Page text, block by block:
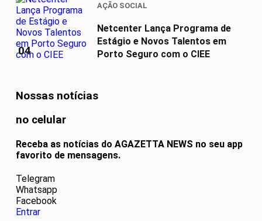
04
AÇÃO SOCIAL
Netcenter Lança Programa de
Estágio e Novos Talentos em
Porto Seguro com o CIEE
Nossas notícias
no celular
Receba as notícias do AGAZETTA NEWS no seu app
favorito de mensagens.
Telegram
Whatsapp
Facebook
Entrar